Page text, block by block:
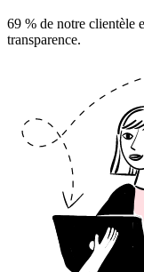
69 % de notre clientèle
transparence.